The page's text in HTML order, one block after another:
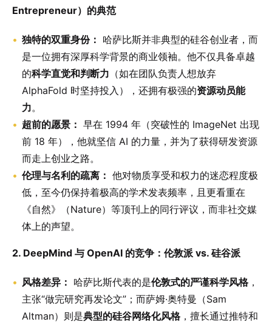
Entrepreneur）的典范
独特的双重身份： 哈萨比斯并非典型的硅谷创业者，而
是一位拥有深厚科学背景的商业领袖。他不仅具备卓越
的科学直觉和判断力 （如在团队负责人想放弃
AlphaFold 时坚持投入），还拥有极强的资源动员能
力。
超前的愿景： 早在 1994 年（突破性的 ImageNet 出现
前 18 年），他就坚信 AI 的力量，并为了获得研发资源
而走上创业之路。
伦理与名利的疏离： 他对物质享受和权力的迷恋程度极
低，至今仍保持着极高的学术发表频率，且更看重在
《自然》（Nature）等顶刊上的同行评议，而非社交媒
体上的声望。
2. DeepMind 与 OpenAI 的竞争：伦敦派 vs. 硅谷派
风格差异： 哈萨比斯代表的是伦敦式的严谨科学风格，
主张“做完研究再发论文”；而萨姆·奥特曼（Sam
Altman）则是典型的硅谷网络化风格，擅长通过推特和